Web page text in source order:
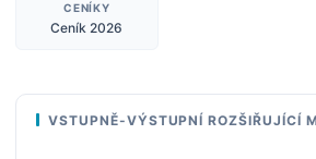
CENÍKY
Ceník 2026
VSTUPNĚ-VÝSTUPNÍ ROZŠIŘUJÍCÍ